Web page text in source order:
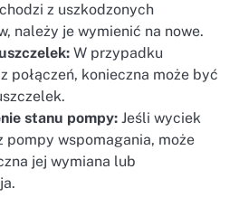
z uszkodzonych
należy je wymienić na nowe.
W przypadku
połączeń, konieczna może być
stanu pompy: Jeśli wyciek
pompy wspomagania, może
jej wymiana lub